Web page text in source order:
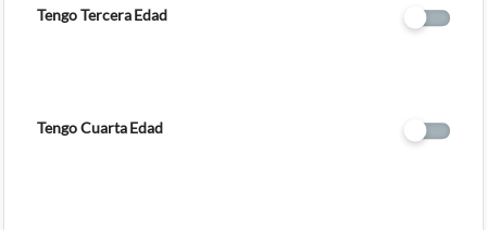
Tengo Tercera Edad
Tengo Cuarta Edad